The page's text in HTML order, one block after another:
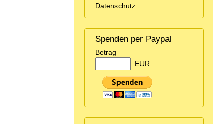
Datenschutz
Spenden per Paypal
Betrag
EUR